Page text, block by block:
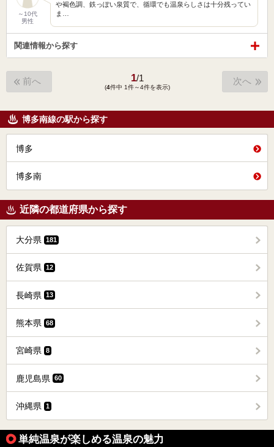
～10代
男性
や褐色調、鉄っぽい泉質で、循環でも温泉らしさは十分残ってい
ま…
関連情報から探す
前へ 1/1
(4件中 1件～4件を表示)
次へ
博多南線の駅から探す
博多
博多南
近隣の都道府県から探す
大分県 181
佐賀県 12
長崎県 13
熊本県 68
宮崎県 8
鹿児島県 60
沖縄県 1
単純温泉が楽しめる温泉の魅力